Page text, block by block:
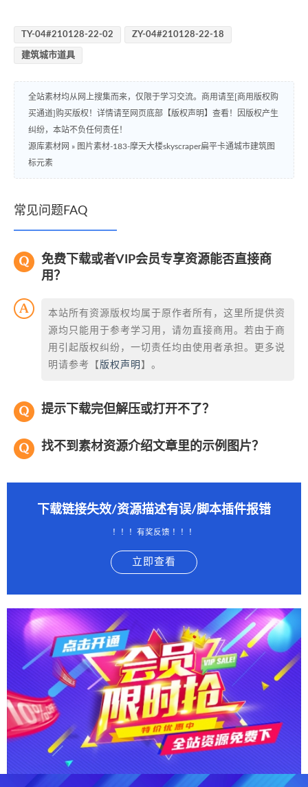
TY-04#210128-22-02 ZY-04#210128-22-18
建筑城市道具
全站素材均从网上搜集而来，仅限于学习交流。商用请至[商用版权购
买通道]购买版权！详情请至网页底部【版权声明】查看！因版权产生
纠纷，本站不负任何责任！
源库素材网 » 图片素材-183-摩天大楼skyscraper扁平卡通城市建筑图
标元素
常见问题FAQ
免费下载或者VIP会员专享资源能否直接商
用？
本站所有资源版权均属于原作者所有，这里所提供资
源均只能用于参考学习用，请勿直接商用。若由于商
用引起版权纠纷，一切责任均由使用者承担。更多说
明请参考【 版权声明 】。
提示下载完但解压或打开不了？
找不到素材资源介绍文章里的示例图片？
下载链接失效/资源描述有误/脚本插件报错
！！！有奖反馈 ！！！
立即查看